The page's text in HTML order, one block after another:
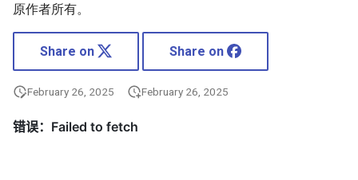
原作者所有。
Share on Share on
February 26, 2025 February 26, 2025